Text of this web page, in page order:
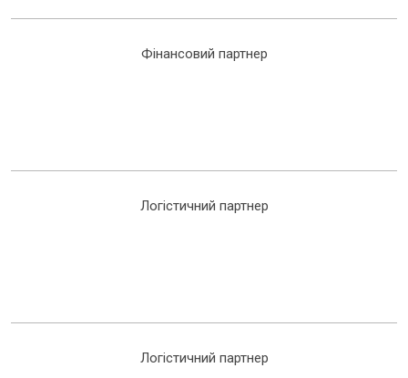
Фінансовий партнер
Логістичний партнер
Логістичний партнер